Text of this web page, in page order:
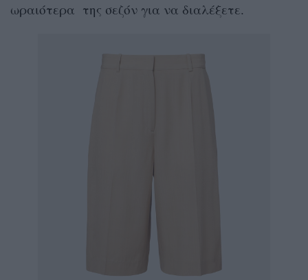
ωραιότερα της σεζόν για να διαλέξετε.